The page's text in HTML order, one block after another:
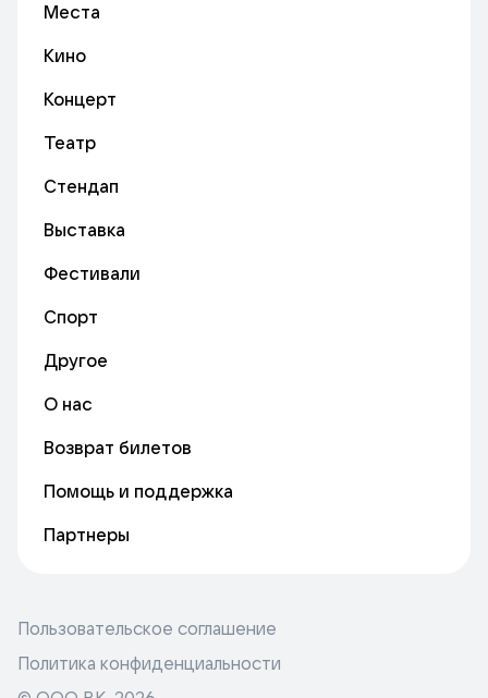
Места
Кино
Концерт
Театр
Стендап
Выставка
Фестивали
Спорт
Другое
О нас
Возврат билетов
Помощь и поддержка
Партнеры
Пользовательское соглашение
Политика конфиденциальности